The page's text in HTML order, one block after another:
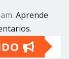
Aprende